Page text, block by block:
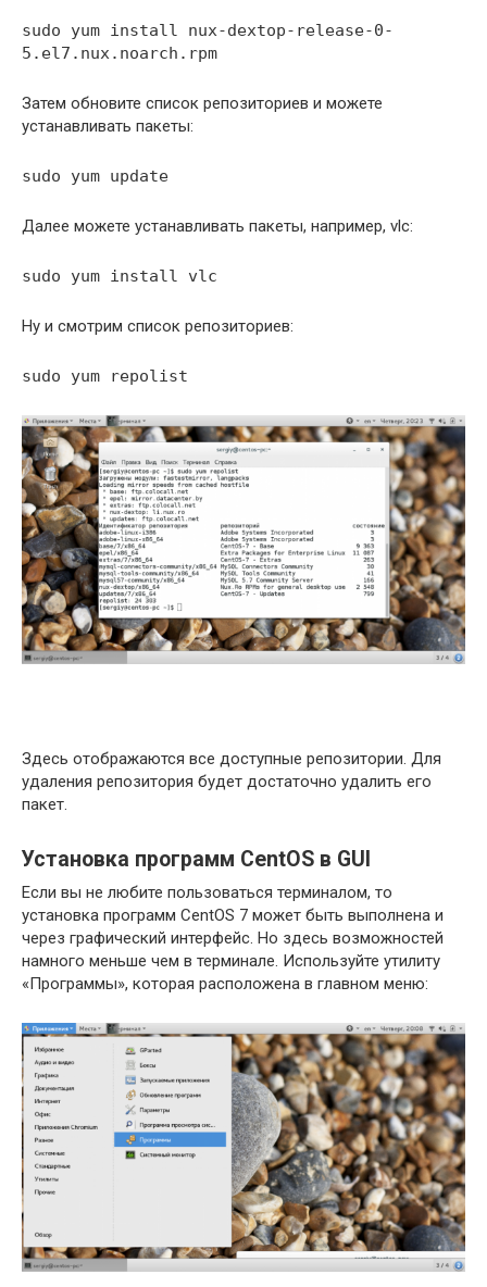
sudo yum install nux-dextop-release-0-
5.el7.nux.noarch.rpm
Затем обновите список репозиториев и можете
устанавливать пакеты:
sudo yum update
Далее можете устанавливать пакеты, например, vlc:
sudo yum install vlc
Ну и смотрим список репозиториев:
sudo yum repolist
Здесь отображаются все доступные репозитории. Для
удаления репозитория будет достаточно удалить его
пакет.
Установка программ CentOS в GUI
Если вы не любите пользоваться терминалом, то
установка программ CentOS 7 может быть выполнена и
через графический интерфейс. Но здесь возможностей
намного меньше чем в терминале. Используйте утилиту
«Программы», которая расположена в главном меню: